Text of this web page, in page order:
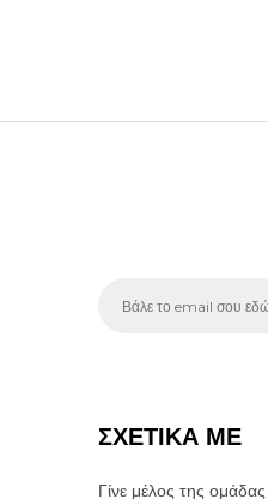
ΣΧΕΤΙΚΑ ΜΕ
Γίνε μέλος της ομάδας